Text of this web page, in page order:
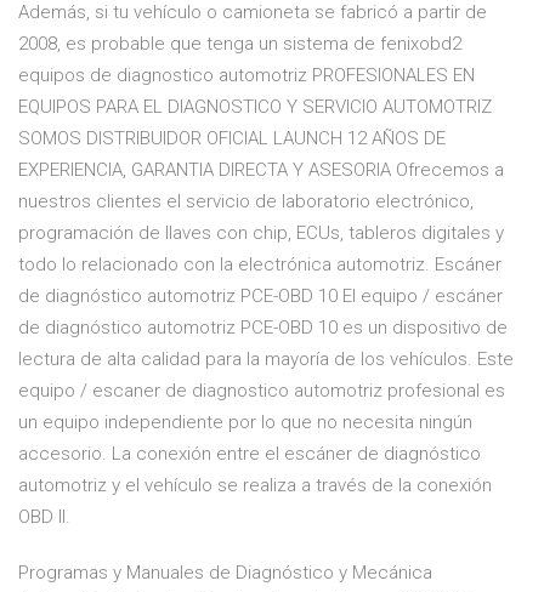
Además, si tu vehículo o camioneta se fabricó a partir de
2008, es probable que tenga un sistema de fenixobd2
equipos de diagnostico automotriz PROFESIONALES EN
EQUIPOS PARA EL DIAGNOSTICO Y SERVICIO AUTOMOTRIZ
SOMOS DISTRIBUIDOR OFICIAL LAUNCH 12 AÑOS DE
EXPERIENCIA, GARANTIA DIRECTA Y ASESORIA Ofrecemos a
nuestros clientes el servicio de laboratorio electrónico,
programación de llaves con chip, ECUs, tableros digitales y
todo lo relacionado con la electrónica automotriz. Escáner
de diagnóstico automotriz PCE-OBD 10 El equipo / escáner
de diagnóstico automotriz PCE-OBD 10 es un dispositivo de
lectura de alta calidad para la mayoría de los vehículos. Este
equipo / escaner de diagnostico automotriz profesional es
un equipo independiente por lo que no necesita ningún
accesorio. La conexión entre el escáner de diagnóstico
automotriz y el vehículo se realiza a través de la conexión
OBD II.
Programas y Manuales de Diagnóstico y Mecánica